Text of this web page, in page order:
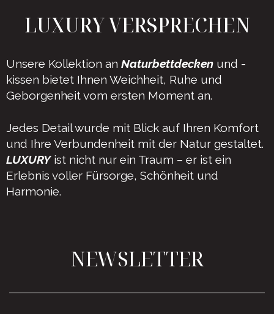
LUXURY VERSPRECHEN
Unsere Kollektion an Naturbettdecken und -
kissen bietet Ihnen Weichheit, Ruhe und
Geborgenheit vom ersten Moment an.
Jedes Detail wurde mit Blick auf Ihren Komfort
und Ihre Verbundenheit mit der Natur gestaltet.
LUXURY ist nicht nur ein Traum – er ist ein
Erlebnis voller Fürsorge, Schönheit und
Harmonie.
NEWSLETTER